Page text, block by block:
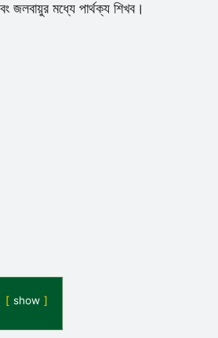
জলবায়ুর মধ্যে পার্থক্য শিখব।
show